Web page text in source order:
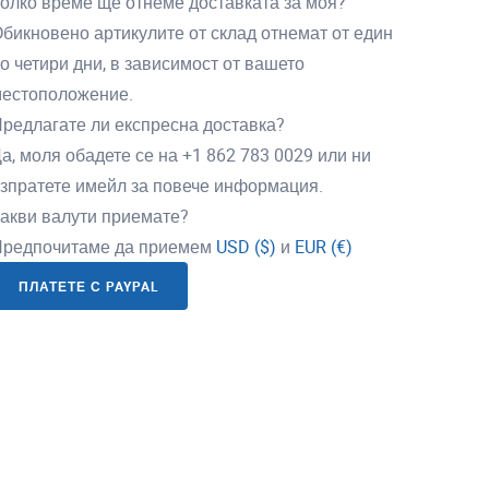
артикулите от склад отнемат от един
четири дни, в зависимост от вашето
ли експресна доставка?
моля обадете се на +1 862 783 0029 или ни
имейл за повече информация.
валути приемате?
да приемем USD ($) и EUR (€)
ПЛАТЕТЕ С PAYPAL